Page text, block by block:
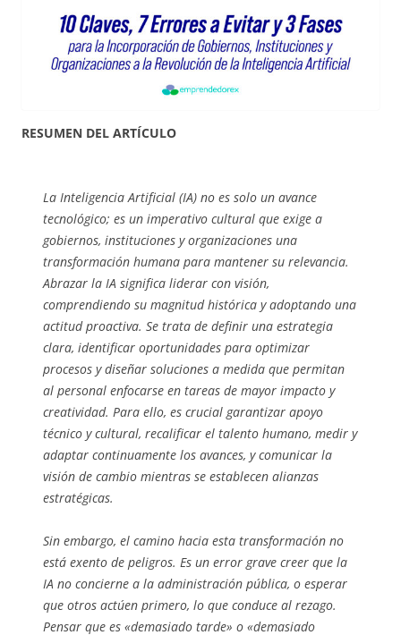
RESUMEN DEL ARTÍCULO
La Inteligencia Artificial (IA) no es solo un avance
tecnológico; es un imperativo cultural que exige a
gobiernos, instituciones y organizaciones una
transformación humana para mantener su relevancia.
Abrazar la IA significa liderar con visión,
comprendiendo su magnitud histórica y adoptando una
actitud proactiva. Se trata de definir una estrategia
clara, identificar oportunidades para optimizar
procesos y diseñar soluciones a medida que permitan
al personal enfocarse en tareas de mayor impacto y
creatividad. Para ello, es crucial garantizar apoyo
técnico y cultural, recalificar el talento humano, medir y
adaptar continuamente los avances, y comunicar la
visión de cambio mientras se establecen alianzas
estratégicas.
Sin embargo, el camino hacia esta transformación no
está exento de peligros. Es un error grave creer que la
IA no concierne a la administración pública, o esperar
que otros actúen primero, lo que conduce al rezago.
Pensar que es «demasiado tarde» o «demasiado